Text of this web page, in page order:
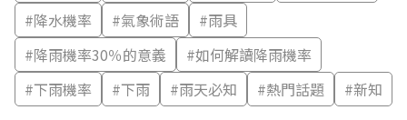
#降水機率 #氣象術語 #雨具
#降雨機率30％的意義 #如何解讀降雨機率
#下雨機率 #下雨 #雨天必知 #熱門話題 #新知